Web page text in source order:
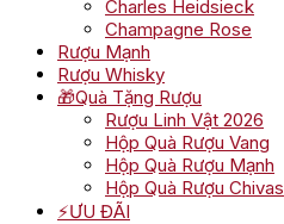
Charles Heidsieck
Champagne Rose
Rượu Mạnh
Rượu Whisky
🎁Quà Tặng Rượu
Rượu Linh Vật 2026
Hộp Quà Rượu Vang
Hộp Quà Rượu Mạnh
Hộp Quà Rượu Chivas
⚡ƯU ĐÃI